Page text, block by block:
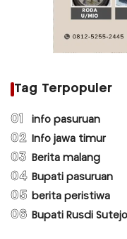
Tag Terpopuler
01 info pasuruan
02 Info jawa timur
03 Berita malang
04 Bupati pasuruan
05 berita peristiwa
06 Bupati Rusdi Sutejo